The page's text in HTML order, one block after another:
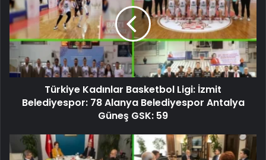
Türkiye Kadınlar Basketbol Ligi: İzmit
Belediyespor: 78 Alanya Belediyespor Antalya
Güneş GSK: 59